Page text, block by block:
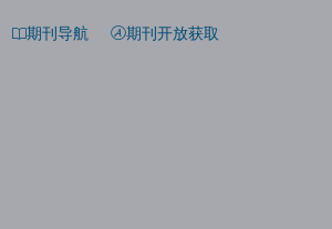
期刊导航 期刊开放获取